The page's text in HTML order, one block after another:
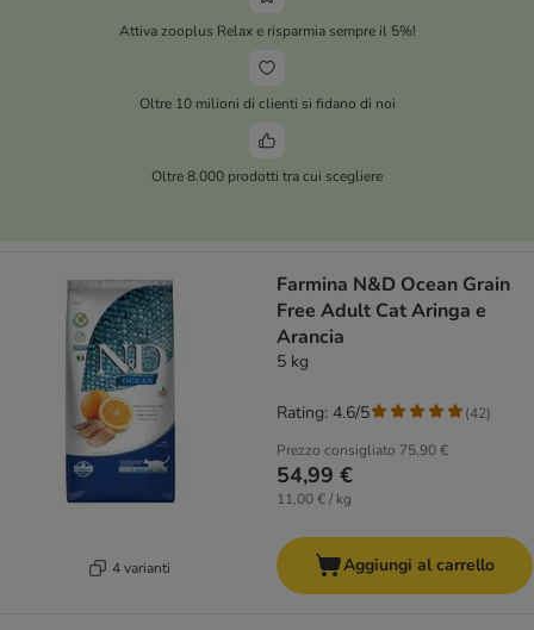
Attiva zooplus Relax e risparmia sempre il 5%!
Oltre 10 milioni di clienti si fidano di noi
Oltre 8.000 prodotti tra cui scegliere
4 varianti
Farmina N&D Ocean Grain
Free Adult Cat Aringa e
Arancia
5 kg
Prezzo consigliato 75,90 €
54,99 €
11,00 € / kg
Rating: 4.6/5 (42)
Aggiungi al carrello